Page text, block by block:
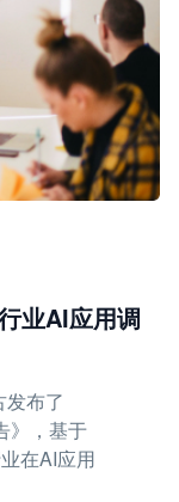
业AI应用调
布了
》，基于
在AI应用